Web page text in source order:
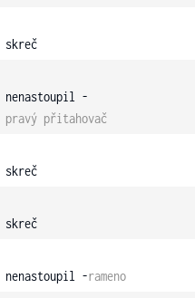
skreč
nenastoupil -
pravý přitahovač
skreč
skreč
nenastoupil -rameno